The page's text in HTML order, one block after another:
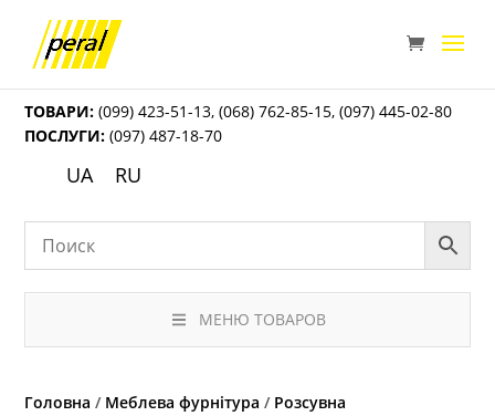
ТОВАРИ: (099) 423-51-13,(068) 762-85-15,(097) 445-02-80
ПОСЛУГИ: (097) 487-18-70
UA RU
МЕНЮ ТОВАРОВ
Головна / Меблева фурнітура / Розсувна